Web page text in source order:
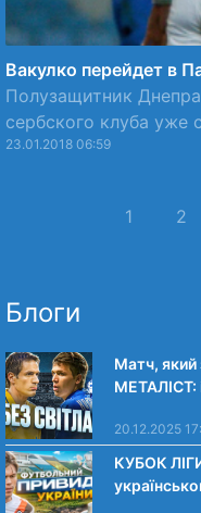
Вакулко перейдет в
Полузащитник
сербского клуба уже
23.01.2018 06:59
1 2
Блоги
Матч, який
МЕТАЛІСТ:
20.12.2025
КУБОК